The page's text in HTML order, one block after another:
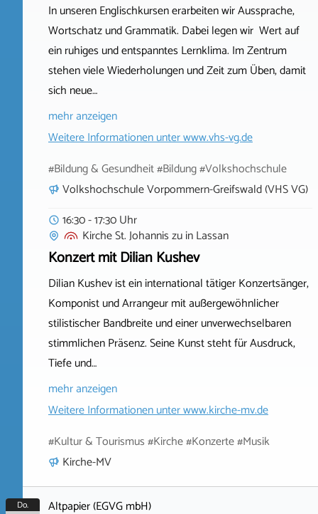
In unseren Englischkursen erarbeiten wir Aussprache,
Wortschatz und Grammatik. Dabei legen wir Wert auf
ein ruhiges und entspanntes Lernklima. Im Zentrum
stehen viele Wiederholungen und Zeit zum Üben, damit
sich neue…
mehr anzeigen
Weitere Informationen unterwww.vhs-vg.de
#Bildung & Gesundheit #Bildung #Volkshochschule
Volkshochschule Vorpommern-Greifswald (VHS VG)
16:30 - 17:30 Uhr
Kirche St. Johannis zuinLassan
Konzert mit Dilian Kushev
Dilian Kushev ist ein international tätiger Konzertsänger,
Komponist und Arrangeur mit außergewöhnlicher
stilistischer Bandbreite und einer unverwechselbaren
stimmlichen Präsenz. Seine Kunst steht für Ausdruck,
Tiefe und…
mehr anzeigen
Weitere Informationen unterwww.kirche-mv.de
#Kultur & Tourismus #Kirche #Konzerte #Musik
Kirche-MV
Do. Altpapier (EGVG mbH)